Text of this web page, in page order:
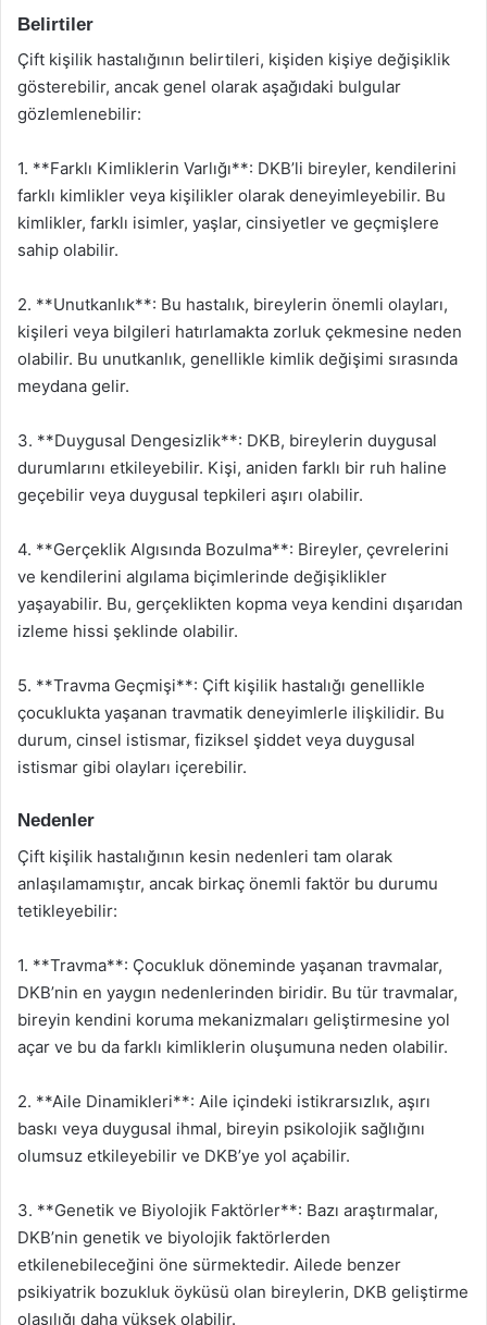
Belirtiler
Çift kişilik hastalığının belirtileri, kişiden kişiye değişiklik
gösterebilir, ancak genel olarak aşağıdaki bulgular
gözlemlenebilir:
1. **Farklı Kimliklerin Varlığı**: DKB’li bireyler, kendilerini
farklı kimlikler veya kişilikler olarak deneyimleyebilir. Bu
kimlikler, farklı isimler, yaşlar, cinsiyetler ve geçmişlere
sahip olabilir.
2. **Unutkanlık**: Bu hastalık, bireylerin önemli olayları,
kişileri veya bilgileri hatırlamakta zorluk çekmesine neden
olabilir. Bu unutkanlık, genellikle kimlik değişimi sırasında
meydana gelir.
3. **Duygusal Dengesizlik**: DKB, bireylerin duygusal
durumlarını etkileyebilir. Kişi, aniden farklı bir ruh haline
geçebilir veya duygusal tepkileri aşırı olabilir.
4. **Gerçeklik Algısında Bozulma**: Bireyler, çevrelerini
ve kendilerini algılama biçimlerinde değişiklikler
yaşayabilir. Bu, gerçeklikten kopma veya kendini dışarıdan
izleme hissi şeklinde olabilir.
5. **Travma Geçmişi**: Çift kişilik hastalığı genellikle
çocuklukta yaşanan travmatik deneyimlerle ilişkilidir. Bu
durum, cinsel istismar, fiziksel şiddet veya duygusal
istismar gibi olayları içerebilir.
Nedenler
Çift kişilik hastalığının kesin nedenleri tam olarak
anlaşılamamıştır, ancak birkaç önemli faktör bu durumu
tetikleyebilir:
1. **Travma**: Çocukluk döneminde yaşanan travmalar,
DKB’nin en yaygın nedenlerinden biridir. Bu tür travmalar,
bireyin kendini koruma mekanizmaları geliştirmesine yol
açar ve bu da farklı kimliklerin oluşumuna neden olabilir.
2. **Aile Dinamikleri**: Aile içindeki istikrarsızlık, aşırı
baskı veya duygusal ihmal, bireyin psikolojik sağlığını
olumsuz etkileyebilir ve DKB’ye yol açabilir.
3. **Genetik ve Biyolojik Faktörler**: Bazı araştırmalar,
DKB’nin genetik ve biyolojik faktörlerden
etkilenebileceğini öne sürmektedir. Ailede benzer
psikiyatrik bozukluk öyküsü olan bireylerin, DKB geliştirme
olasılığı daha yüksek olabilir.